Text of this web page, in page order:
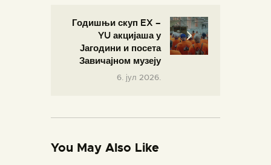
Годишњи скуп EX –
YU акцијаша у
Јагодини и посета
Завичајном музеју
6. јул 2026.
You May Also Like